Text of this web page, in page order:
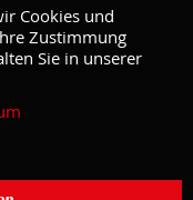
Cookies und
Zustimmung
Sie in unserer